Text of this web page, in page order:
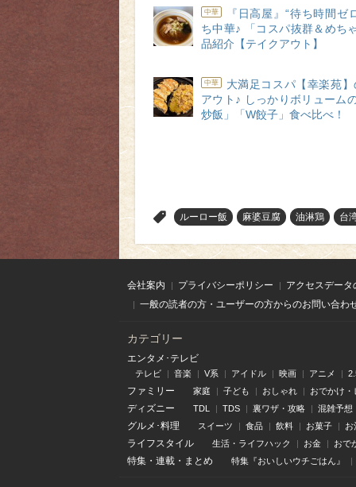
中華
『日高屋』“待ち時間ゼ
ち中華♪ 「コスパ抜群＆めち
品紹介【テイクアウト】
中華
大満足コスパ【幸楽苑
アウト♪ しっかりボリューム
炒飯」「W餃子」食べ比べ！
ルーロー飯 麻婆豆腐 油淋鶏 台
会社案内 プライバシーポリシー
アクセスデー
一般の読者の方・ユーザーの方からのお問い合わ
カテゴリー
エンタメ･テレビ
テレビ 音楽 V系 アイドル 映画 アニメ
ファミリー 家庭 子ども おしゃれ おでかけ・
ディズニー TDL TDS 裏ワザ・攻略 混雑予想
グルメ･料理 スイーツ 食品 飲料 お菓子 お
ライフスタイル 生活・ライフハック お金 おで
特集 ・ 連載 ・ まとめ 特集『おいしいウチごはん』